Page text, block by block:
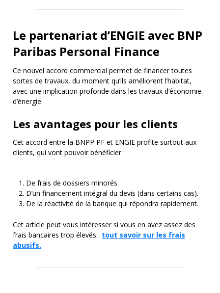
Le partenariat d’ENGIE avec BNP
Paribas Personal Finance
Ce nouvel accord commercial permet definancer toutes
sortes de travaux, du moment qu’ils améliorent l’habitat,
avec une implication profonde dans les travaux d’économie
d’énergie.
Les avantages pour les clients
Cet accord entre la BNPP PF et ENGIE profite surtout aux
clients, qui vont pouvoir bénéficier :
De frais de dossiers minorés.
D’un financement intégral du devis (dans certains cas).
De la réactivité de la banque qui répondra rapidement.
Cet article peut vous intéresser si vous en avez assez des
frais bancaires trop élevés : tout savoir sur les frais
abusifs.